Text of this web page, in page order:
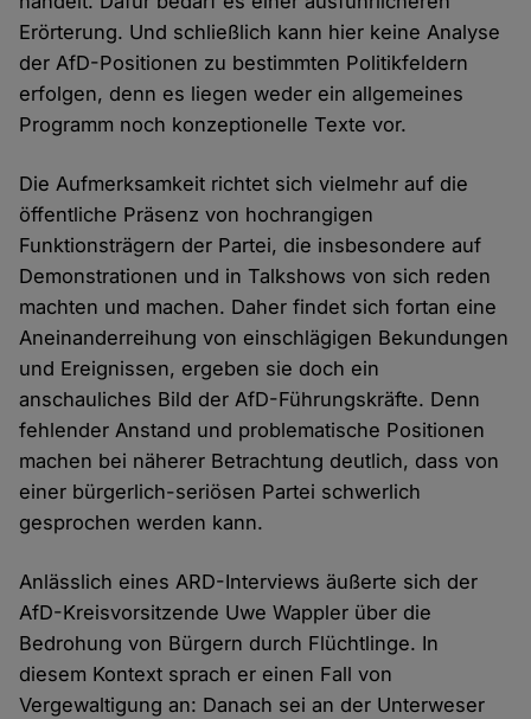
Erörterung. Und schließlich kann hier keine Analyse
der AfD-Positionen zu bestimmten Politikfeldern
erfolgen, denn es liegen weder ein allgemeines
Programm noch konzeptionelle Texte vor.
Die Aufmerksamkeit richtet sich vielmehr auf die
öffentliche Präsenz von hochrangigen
Funktionsträgern der Partei, die insbesondere auf
Demonstrationen und in Talkshows von sich reden
machten und machen. Daher findet sich fortan eine
Aneinanderreihung von einschlägigen Bekundungen
und Ereignissen, ergeben sie doch ein
anschauliches Bild der AfD-Führungskräfte. Denn
fehlender Anstand und problematische Positionen
machen bei näherer Betrachtung deutlich, dass von
einer bürgerlich-seriösen Partei schwerlich
gesprochen werden kann.
Anlässlich eines ARD-Interviews äußerte sich der
AfD-Kreisvorsitzende Uwe Wappler über die
Bedrohung von Bürgern durch Flüchtlinge. In
diesem Kontext sprach er einen Fall von
Vergewaltigung an: Danach sei an der Unterweser